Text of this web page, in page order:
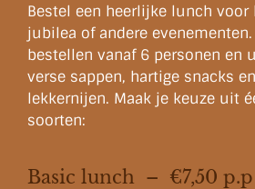
Bestel een heerlijke lunch voor
jubilea of andere
bestellen vanaf 6 personen en
verse sappen, hartige snacks
lekkernijen. Maak je keuze uit
soorten:
Basic lunch – €7,50 p.p